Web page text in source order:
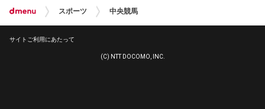
スポーツ 中央競馬
サイトご利用にあたって
(C) NTT DOCOMO, INC.